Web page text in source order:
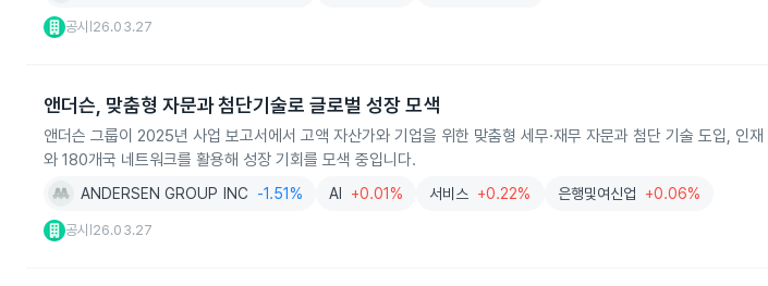
공시 26.03.27
앤더슨, 맞춤형 자문과 첨단기술로 글로벌 성장 모색
앤더슨 그룹이 2025년 사업 보고서에서 고액 자산가와 기업을 위한 맞춤형 세무·재무 자문과 첨단 기술 도입, 인
와 180개국 네트워크를 활용해 성장 기회를 모색 중입니다.
ANDERSEN GROUP INC -1.51% AI +0.01% 서비스 +0.22% 은행및여신업 +0.06%
공시 26.03.27